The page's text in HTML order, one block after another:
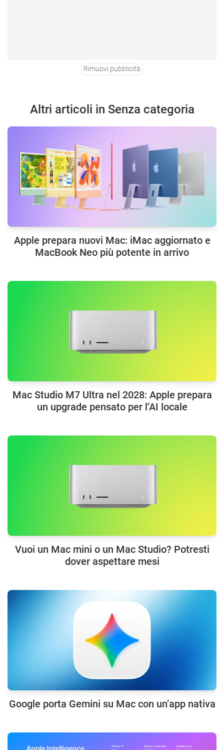
Rimuovi pubblicità
Altri articoli in Senza categoria
Apple prepara nuovi Mac: iMac aggiornato e
MacBook Neo più potente in arrivo
Mac Studio M7 Ultra nel 2028: Apple prepara
un upgrade pensato per l’AI locale
Vuoi un Mac mini o un Mac Studio? Potresti
dover aspettare mesi
Google porta Gemini su Mac con un’app nativa